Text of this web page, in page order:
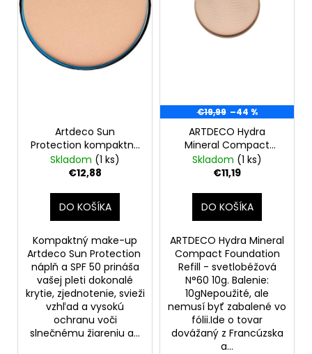
o
d
r
o
Artdeco Sun
Protection kompaktný
make-up SPF50 20
cold beige 9,5g
Skladom (1 ks)
€12,88
DO KOŠÍKA
Kompaktný make-up
Artdeco Sun Protection
náplň a SPF 50 prináša
vašej pleti dokonalé
krytie, zjednotenie, svieži
vzhľad a vysokú
ochranu voči
slnečnému žiareniu a...
€19,99 –44 %
ARTDECO Hydra
Mineral Compact
Foundation Refill -
svetlobéžová N°60 10g
Skladom (1 ks)
€11,19
DO KOŠÍKA
ARTDECO Hydra Mineral
Compact Foundation
Refill - svetlobéžová
N°60 10g. Balenie:
10gNepoužité, ale
nemusí byť zabalené vo
fólii.Ide o tovar
dovážaný z Francúzska
a...
á